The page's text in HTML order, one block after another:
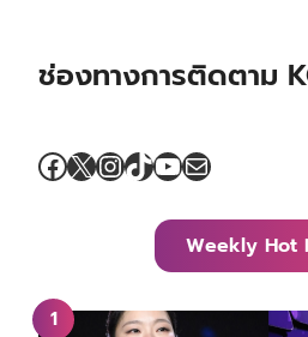
ByThe Bag Seller On30/04/2026